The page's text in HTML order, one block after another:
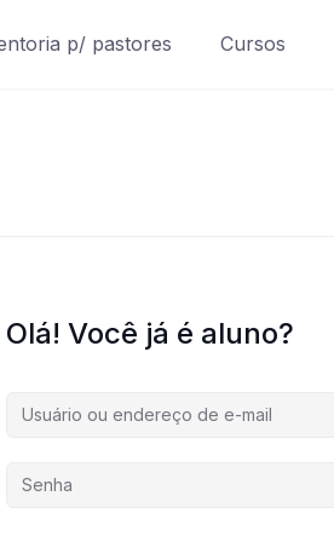
p/ pastores Cursos
Olá! Você já é aluno?